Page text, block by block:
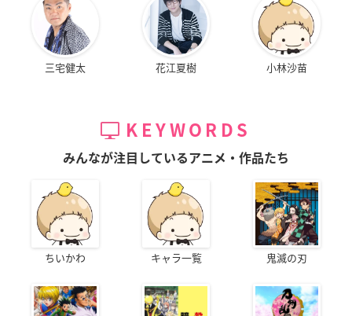
三宅健太 花江夏樹 小林沙苗
KEYWORDS
みんなが注目しているアニメ・作品たち
ちいかわ キャラ一覧 鬼滅の刃